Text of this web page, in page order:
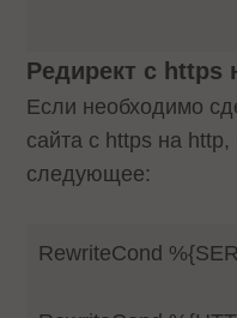
Редирект с https
Если необходимо
сайта с https на
следующее:
RewriteCond